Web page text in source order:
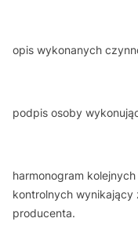
opis wykonanych
podpis osoby
harmonogram
kontrolnych
producenta.